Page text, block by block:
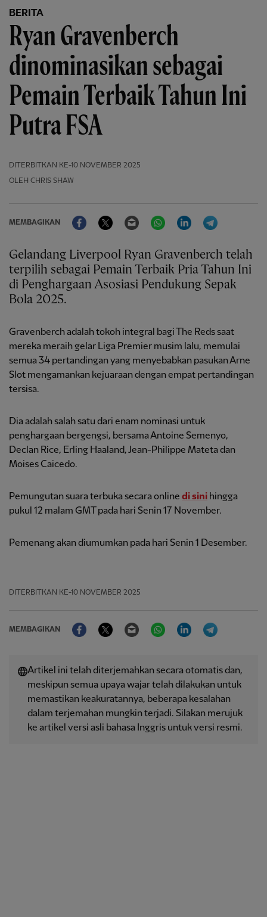
BERITA
Ryan Gravenberch
dinominasikan sebagai
Pemain Terbaik Tahun Ini
Putra FSA
DITERBITKAN KE-10 NOVEMBER 2025
OLEH CHRIS SHAW
MEMBAGIKAN
FacebookTwitter Email WhatsAppLinkedIn
Gelandang Liverpool Ryan Gravenberch telah
terpilih sebagai Pemain Terbaik Pria Tahun Ini
di Penghargaan Asosiasi Pendukung Sepak
Bola 2025.
Gravenberch adalah tokoh integral bagi The Reds saat
mereka meraih gelar Liga Premier musim lalu, memulai
semua 34 pertandingan yang menyebabkan pasukan Arne
Slot mengamankan kejuaraan dengan empat pertandingan
tersisa.
Dia adalah salah satu dari enam nominasi untuk
penghargaan bergengsi, bersama Antoine Semenyo,
Declan Rice, Erling Haaland, Jean-Philippe Mateta dan
Moises Caicedo.
Pemungutan suara terbuka secara online di sini hingga
pukul 12 malam GMT pada hari Senin 17 November.
Pemenang akan diumumkan pada hari Senin 1 Desember.
DITERBITKAN KE-10 NOVEMBER 2025
MEMBAGIKAN
FacebookTwitter Email WhatsAppLinkedIn
Artikel ini telah diterjemahkan secara otomatis dan,
meskipun semua upaya wajar telah dilakukan untuk
memastikan keakuratannya, beberapa kesalahan
dalam terjemahan mungkin terjadi. Silakan merujuk
ke artikel versi asli bahasa Inggris untuk versi resmi.